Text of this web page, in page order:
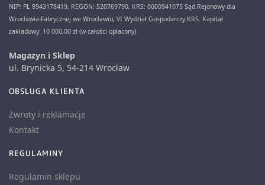
NIP: PL 8943178419, REGON: 520769790, KRS: 0000941075 Sąd Rejonowy dla
Wrocławia-Fabrycznej we Wrocławiu, VI Wydział Gospodarczy KRS. Kapitał
zakładowy: 10 000,00 zł (w całości opłacony).
Magazyn i Sklep
ul. Brynicka 5, 54-214 Wrocław
OBSLUGA KLIENTA
Zwroty i reklamacje
Kontakt
REGULAMINY
Regulamin sklepu